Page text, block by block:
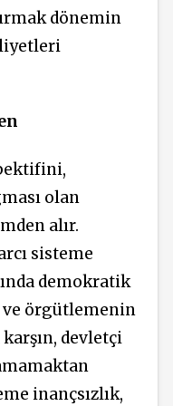
dönemin
olan
alır.
sisteme
demokratik
örgütlemenin
devletçi
inançsızlık,